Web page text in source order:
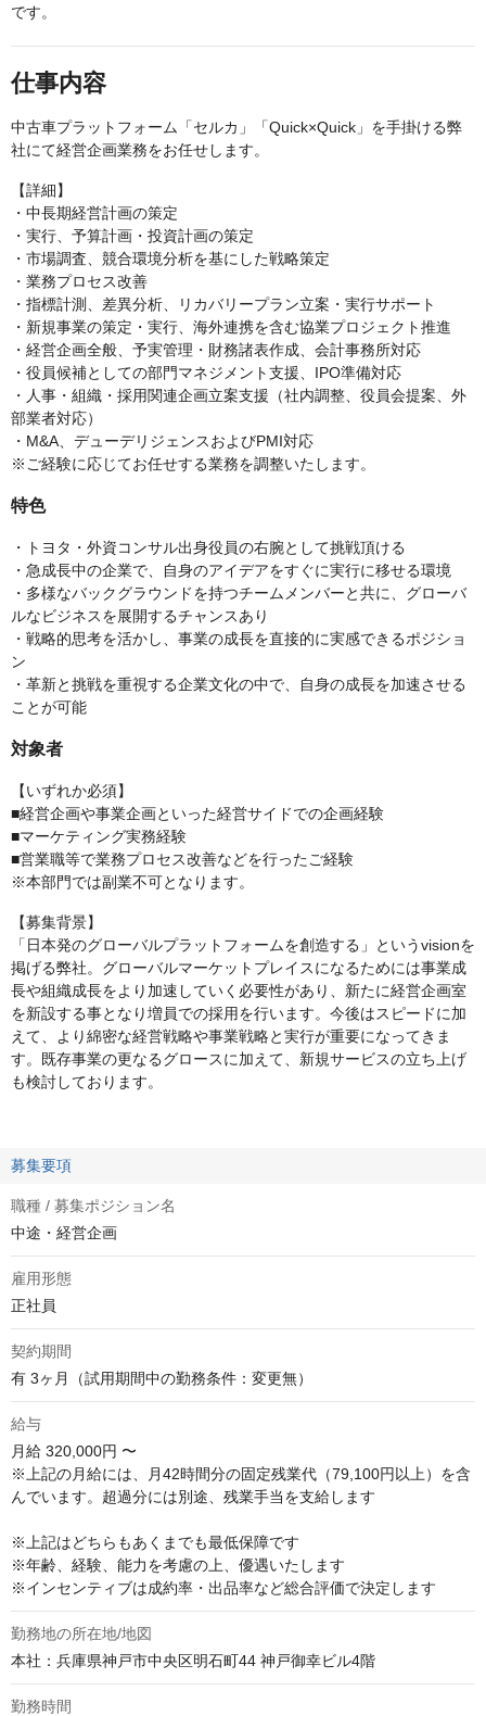
です。
仕事内容
中古車プラットフォーム「セルカ」「Quick×Quick」を手掛ける弊
社にて経営企画業務をお任せします。
【詳細】
・中長期経営計画の策定
・実行、予算計画・投資計画の策定
・市場調査、競合環境分析を基にした戦略策定
・業務プロセス改善
・指標計測、差異分析、リカバリープラン立案・実行サポート
・新規事業の策定・実行、海外連携を含む協業プロジェクト推進
・経営企画全般、予実管理・財務諸表作成、会計事務所対応
・役員候補としての部門マネジメント支援、IPO準備対応
・人事・組織・採用関連企画立案支援（社内調整、役員会提案、外
部業者対応）
・M&A、デューデリジェンスおよびPMI対応
※ご経験に応じてお任せする業務を調整いたします。
特色
・トヨタ・外資コンサル出身役員の右腕として挑戦頂ける
・急成長中の企業で、自身のアイデアをすぐに実行に移せる環境
・多様なバックグラウンドを持つチームメンバーと共に、グローバ
ルなビジネスを展開するチャンスあり
・戦略的思考を活かし、事業の成長を直接的に実感できるポジショ
ン
・革新と挑戦を重視する企業文化の中で、自身の成長を加速させる
ことが可能
対象者
【いずれか必須】
■経営企画や事業企画といった経営サイドでの企画経験
■マーケティング実務経験
■営業職等で業務プロセス改善などを行ったご経験
※本部門では副業不可となります。
【募集背景】
「日本発のグローバルプラットフォームを創造する」というvisionを
掲げる弊社。グローバルマーケットプレイスになるためには事業成
長や組織成長をより加速していく必要性があり、新たに経営企画室
を新設する事となり増員での採用を行います。今後はスピードに加
えて、より綿密な経営戦略や事業戦略と実行が重要になってきま
す。既存事業の更なるグロースに加えて、新規サービスの立ち上げ
も検討しております。
募集要項
職種 / 募集ポジション名
中途・経営企画
雇用形態
正社員
契約期間
有 3ヶ月（試用期間中の勤務条件：変更無）
給与
月給 320,000円 〜
※上記の月給には、月42時間分の固定残業代（79,100円以上）を含
んでいます。超過分には別途、残業手当を支給します
※上記はどちらもあくまでも最低保障です
※年齢、経験、能力を考慮の上、優遇いたします
※インセンティブは成約率・出品率など総合評価で決定します
勤務地の所在地/地図
本社：兵庫県神戸市中央区明石町44 神戸御幸ビル4階
勤務時間